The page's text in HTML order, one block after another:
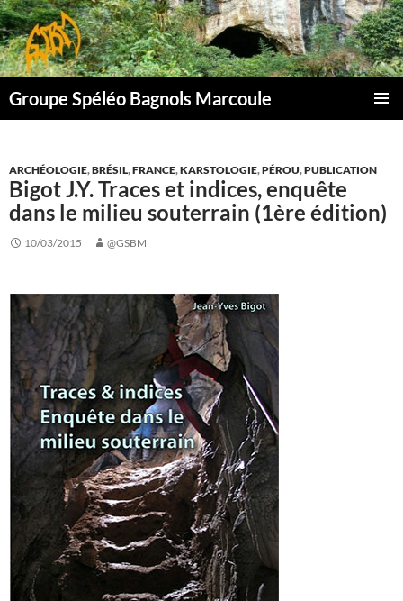
Aller
au
contenu
Groupe Spéléo Bagnols Marcoule
ARCHÉOLOGIE,BRÉSIL,FRANCE,KARSTOLOGIE,PÉROU,PUBLICATION
Bigot J.Y. Traces et indices, enquête
dans le milieu souterrain (1ère édition)
10/03/2015 @GSBM